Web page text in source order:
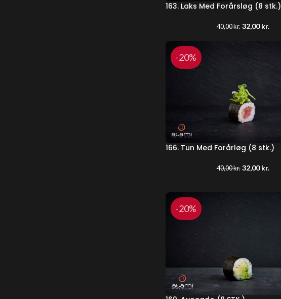
163. Laks Med Forårsløg (8 stk.)
40,00kr. 32,00kr.
-20%
166. Tun Med Forårløg (8 stk.)
40,00kr. 32,00kr.
-20%